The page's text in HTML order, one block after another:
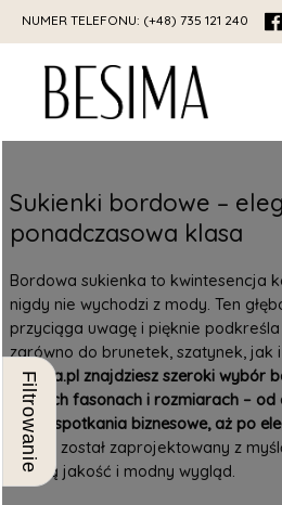
NUMER TELEFONU: (+48) 735 121 240
Filtrowanie
Sukienki bordowe –
ponadczasowa klasa
Bordowa sukienka to kwintesencja
nigdy nie wychodzi z mody. Ten
przyciąga uwagę i pięknie
zarówno do brunetek, szatynek, jak
Besima.pl znajdziesz szeroki wybór
różnych fasonach i rozmiarach –
przez spotkania biznesowe, aż po
model został zaprojektowany z
polską jakość i modny wygląd.